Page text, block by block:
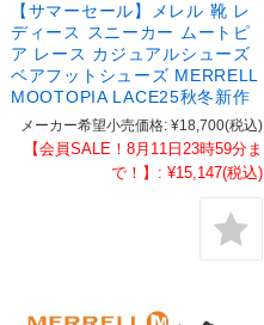
【サマーセール】メレル 靴 レ
ディース スニーカー ムートピ
ア レース カジュアルシューズ
ベアフットシューズ MERRELL
MOOTOPIA LACE25秋冬新作
メーカー希望小売価格: ¥18,700(税込)
【会員SALE！8月11日23時59分ま
で！】: ¥15,147(税込)